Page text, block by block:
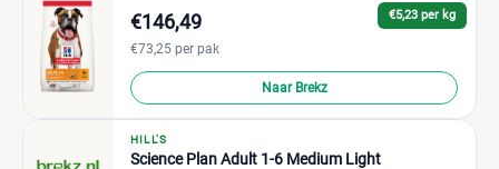
€5,23 per kg
€146,49
€73,25 per pak
Naar Brekz
HILL'S
Science Plan Adult 1-6 Medium Light